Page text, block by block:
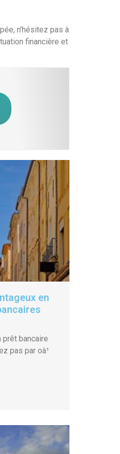
n’hésitez pas à
financière et
en
prêt bancaire
pas par oà¹